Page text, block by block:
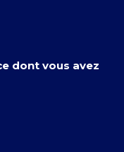
dont vous avez